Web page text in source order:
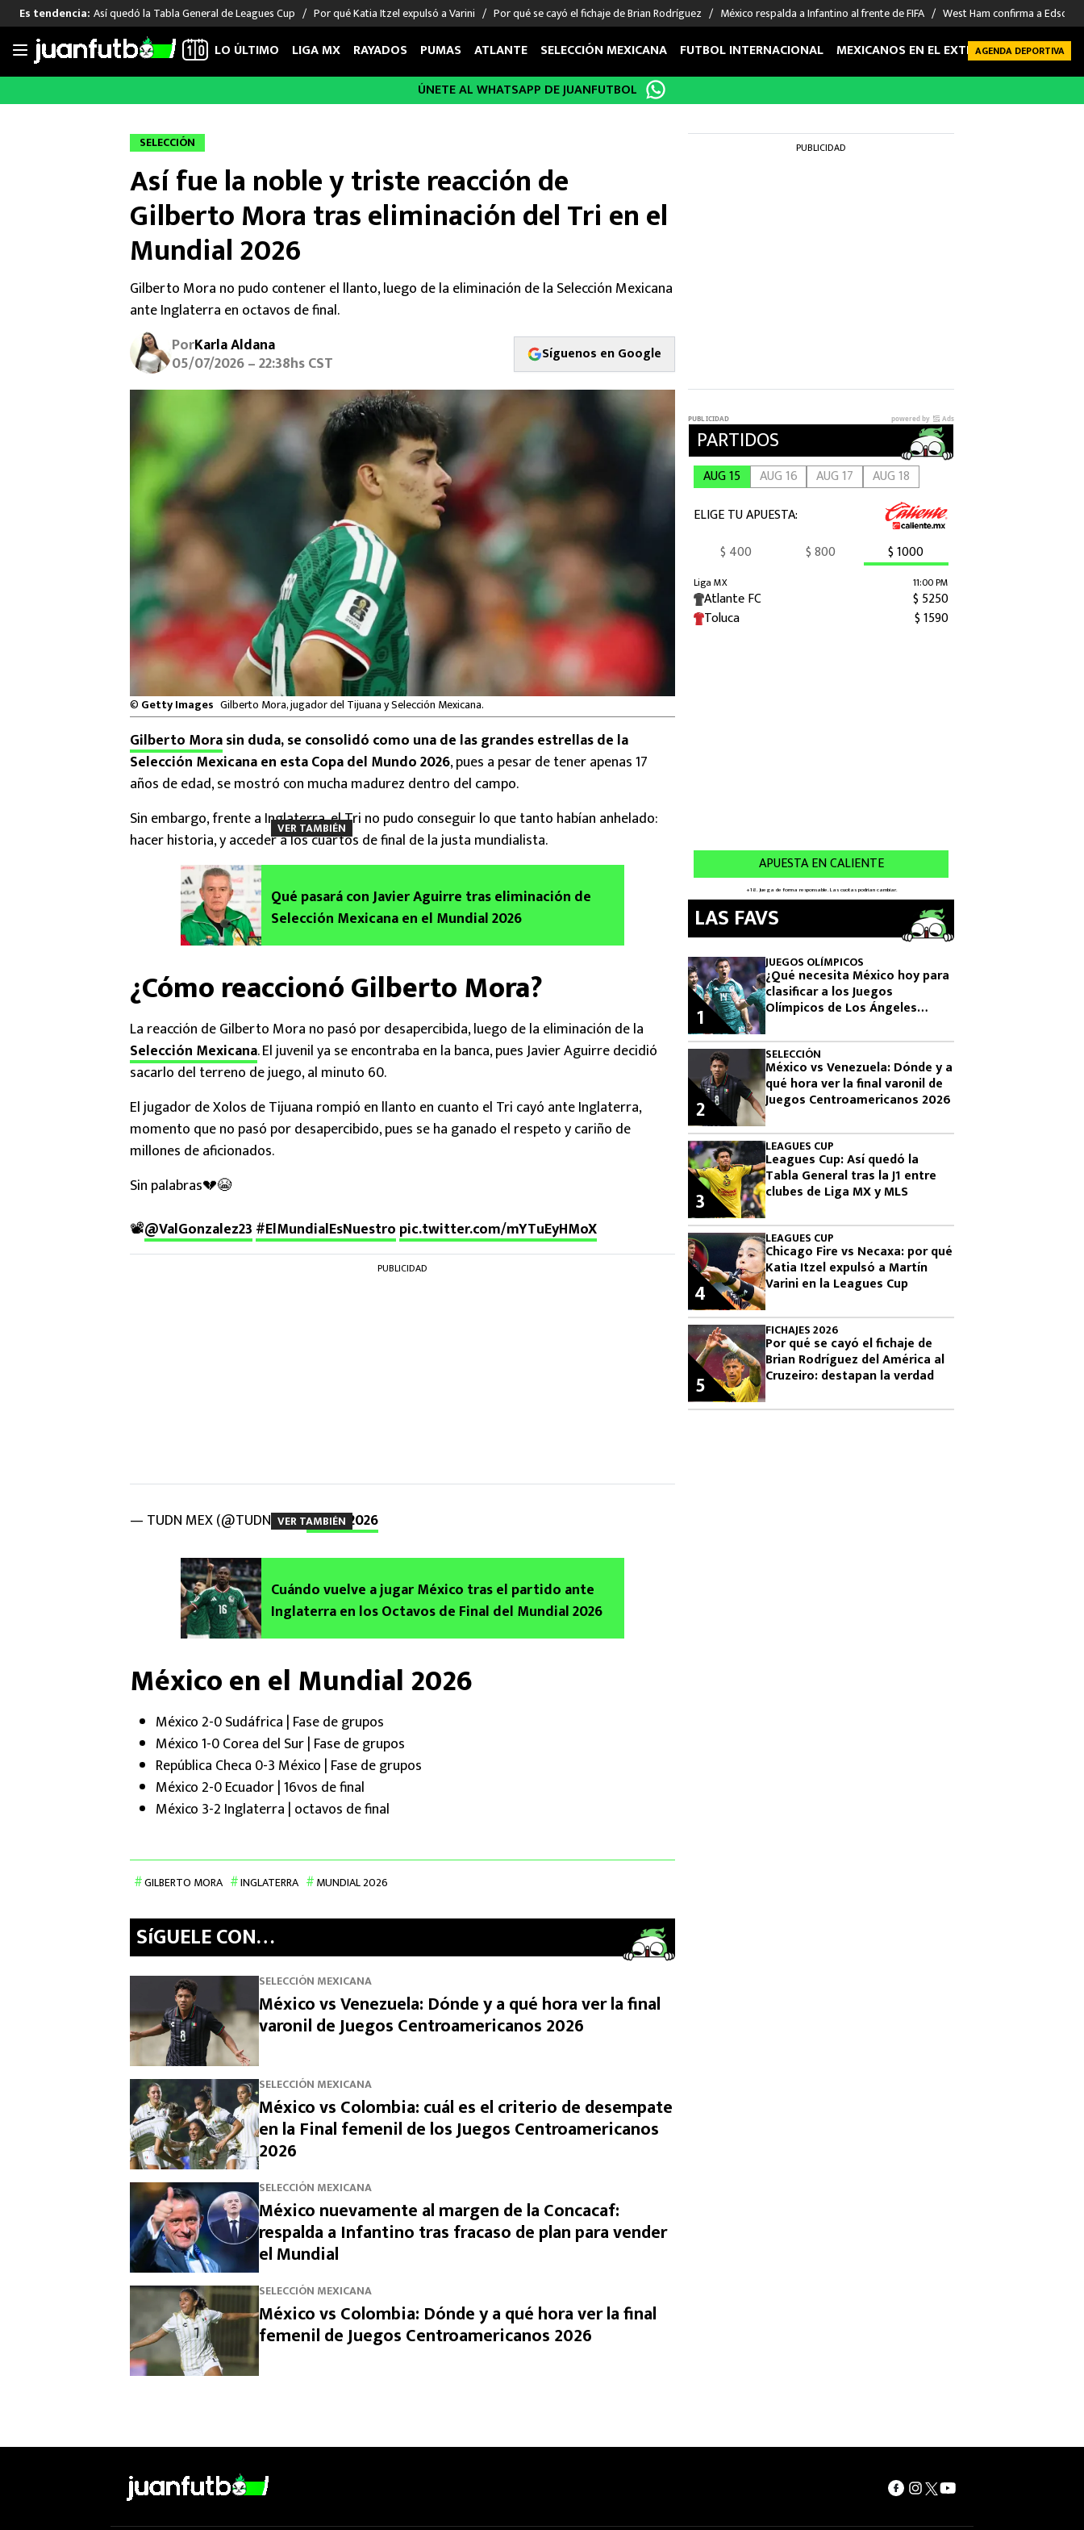
Saltar
Es tendencia: Así quedó la Tabla General de Leagues Cup Por qué Katia Itzel expulsó a Varini Por qué se cayó el fichaje de Brian Rodríguez México respalda a Infantino al frente de FIFA West Ham confirma a Edson
LIGA MX
Chivas de Guadalajara
Liga MX Femenil
FUT INTERNACIONAL
Las Noticias
Selección Mexicana
Champions League
Real Madrid
Barcelona
MEXICANOS EN EL EXTRANJERO
Memo Ochoa
Chino Huerta
Edson Álvarez
FIGURAS
Sergio Ramos
Giorgos Giakoumakis
André Jardine
DEPORTES
Béisbol
NFL
LO ÚLTIMO LIGA MX RAYADOS PUMAS ATLANTE SELECCIÓN MEXICANA FUTBOL INTERNACIONAL MEXICANOS EN EL EXTRANJERO FUTBOL
AGENDA DEPORTIVA
ÚNETE AL WHATSAPP DE JUANFUTBOL
SELECCIÓN
Así fue la noble y triste reacción de
Gilberto Mora tras eliminación del Tri en el
Mundial 2026
Gilberto Mora no pudo contener el llanto, luego de la eliminación de la Selección Mexicana
ante Inglaterra en octavos de final.
PorKarla Aldana
05/07/2026 – 22:38hs CST Síguenos en Google
© Getty Images Gilberto Mora, jugador del Tijuana y Selección Mexicana.
Gilberto Morasin duda, se consolidó como una de las grandes estrellas de la
Selección Mexicana en esta Copa del Mundo 2026, pues a pesar de tener apenas 17
años de edad, se mostró con mucha madurez dentro del campo.
Sin embargo, frente a Inglaterra, el Tri no pudo conseguir lo que tanto habían anhelado:
hacer historia, y acceder a los cuartos de final de la justa mundialista.
VER TAMBIÉN
Qué pasará con Javier Aguirre tras eliminación de
Selección Mexicana en el Mundial 2026
¿Cómo reaccionó Gilberto Mora?
La reacción de Gilberto Mora no pasó por desapercibida, luego de la eliminación de la
Selección Mexicana. El juvenil ya se encontraba en la banca, pues Javier Aguirre decidió
sacarlo del terreno de juego, al minuto 60.
El jugador de Xolos de Tijuana rompió en llanto en cuanto el Tri cayó ante Inglaterra,
momento que no pasó por desapercibido, pues se ha ganado el respeto y cariño de
millones de aficionados.
Sin palabras💔😭
📽️@ValGonzalez23 #ElMundialEsNuestro pic.twitter.com/mYTuEyHMoX
PUBLICIDAD
— TUDN MEX (@TUDNMEX)July 6, 2026
VER TAMBIÉN
Cuándo vuelve a jugar México tras el partido ante
Inglaterra en los Octavos de Final del Mundial 2026
México en el Mundial 2026
México 2-0 Sudáfrica | Fase de grupos
México 1-0 Corea del Sur | Fase de grupos
República Checa 0-3 México | Fase de grupos
México 2-0 Ecuador | 16vos de final
México 3-2 Inglaterra | octavos de final
GILBERTO MORA INGLATERRA MUNDIAL 2026
SíGUELE CON…
SELECCIÓN MEXICANA
México vs Venezuela: Dónde y a qué hora ver la final
varonil de Juegos Centroamericanos 2026
SELECCIÓN MEXICANA
México vs Colombia: cuál es el criterio de desempate
en la Final femenil de los Juegos Centroamericanos
2026
SELECCIÓN MEXICANA
México nuevamente al margen de la Concacaf:
respalda a Infantino tras fracaso de plan para vender
el Mundial
SELECCIÓN MEXICANA
México vs Colombia: Dónde y a qué hora ver la final
femenil de Juegos Centroamericanos 2026
PUBLICIDAD
LAS FAVS
JUEGOS OLÍMPICOS
¿Qué necesita México hoy para
clasificar a los Juegos
Olímpicos de Los Ángeles
1
SELECCIÓN
México vs Venezuela: Dónde y a
qué hora ver la final varonil de
Juegos Centroamericanos 2026
2
LEAGUES CUP
Leagues Cup: Así quedó la
Tabla General tras la J1 entre
clubes de Liga MX y MLS
3
LEAGUES CUP
Chicago Fire vs Necaxa: por qué
Katia Itzel expulsó a Martín
Varini en la Leagues Cup
4
FICHAJES 2026
Por qué se cayó el fichaje de
Brian Rodríguez del América al
Cruzeiro: destapan la verdad
5